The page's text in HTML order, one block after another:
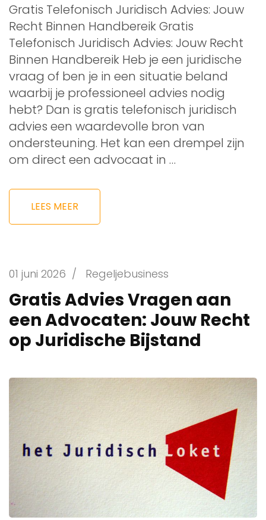
Gratis Telefonisch Juridisch Advies: Jouw
Recht Binnen Handbereik Gratis
Telefonisch Juridisch Advies: Jouw Recht
Binnen Handbereik Heb je een juridische
vraag of ben je in een situatie beland
waarbij je professioneel advies nodig
hebt? Dan is gratis telefonisch juridisch
advies een waardevolle bron van
ondersteuning. Het kan een drempel zijn
om direct een advocaat in …
LEES MEER
01 juni 2026 / Regeljebusiness
Gratis Advies Vragen aan
een Advocaten: Jouw Recht
op Juridische Bijstand